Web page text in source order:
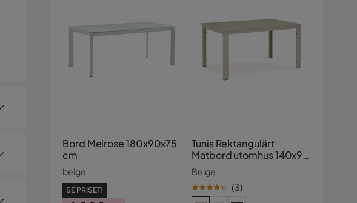
Bord Melrose 180x90x75
cm
beige
SE PRISET!
Tunis Rektangulärt
Matbord utomhus 140x90
cm i plast och metall
Beige
(3)